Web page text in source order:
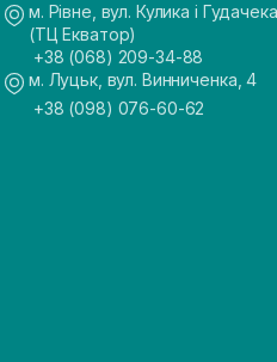
м. Рівне, вул. Кулика і
(ТЦ Екватор)
+38 (068) 209-34-88
м. Луцьк, вул. Винниченка, 4
+38 (098) 076-60-62